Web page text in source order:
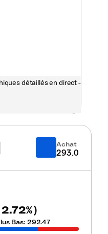
détaillés en direct -
Achat
293.0
2.72%)
Bas: 292.47